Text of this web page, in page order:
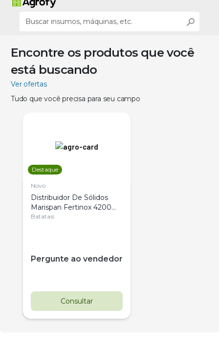
Encontre os produtos que você
está buscando
Ver ofertas
Tudo que você precisa para seu campo
Destaque
Novo
Distribuidor De Sólidos
Marispan Fertinox 4200
Citrus
Batatais
Pergunte ao vendedor
Consultar